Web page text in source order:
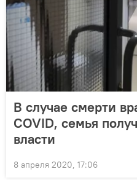
В случае смерти
COVID, семья
власти
8 апреля 2020, 17:06